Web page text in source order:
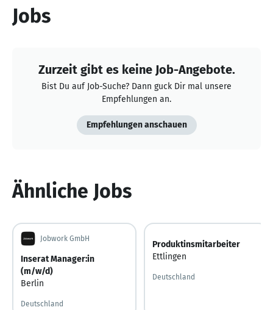
Jobs
Zurzeit gibt es keine Job-Angebote.
Bist Du auf Job-Suche? Dann guck Dir mal unsere
Empfehlungen an.
Empfehlungen anschauen
Ähnliche Jobs
Jobwork GmbH
Inserat Manager:in
(m/w/d)
Berlin
Deutschland
Produktinsmitarbeiter
Ettlingen
Deutschland